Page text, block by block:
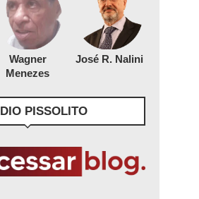
Wagner
Menezes
José R. Nalini
PISSOLITO